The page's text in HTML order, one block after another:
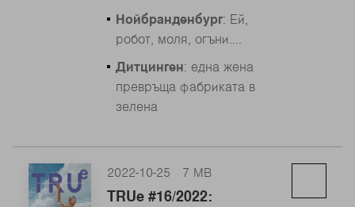
Нойбранденбург: Ей,
робот, моля, огъни....
Дитцинген: една жена
превръща фабриката в
зелена
2022-10-25 7 MB
TRUe #16/2022: